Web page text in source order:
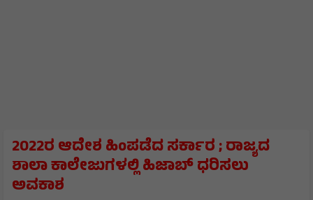
2022ರ ಆದೇಶ ಹಿಂಪಡೆದ ಸರ್ಕಾರ ; ರಾಜ್ಯದ
ಶಾಲಾ ಕಾಲೇಜುಗಳಲ್ಲಿ ಹಿಜಾಬ್‌ ಧರಿಸಲು
ಅವಕಾಶ